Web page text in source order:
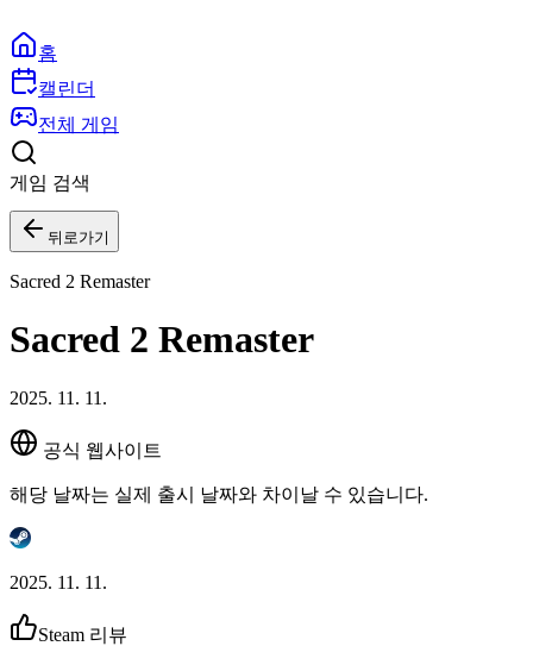
홈
캘린더
전체 게임
게임 검색
뒤로가기
Sacred 2 Remaster
Sacred 2 Remaster
2025. 11. 11.
공식 웹사이트
해당 날짜는 실제 출시 날짜와 차이날 수 있습니다.
2025. 11. 11.
Steam 리뷰